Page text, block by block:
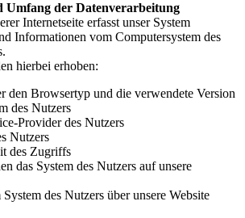
Umfang der Datenverarbeitung
Internetseite erfasst unser System
Informationen vom Computersystem des
hierbei erhoben:
den Browsertyp und die verwendete Version
des Nutzers
Provider des Nutzers
Nutzers
des Zugriffs
das System des Nutzers auf unsere
des Nutzers über unsere Website